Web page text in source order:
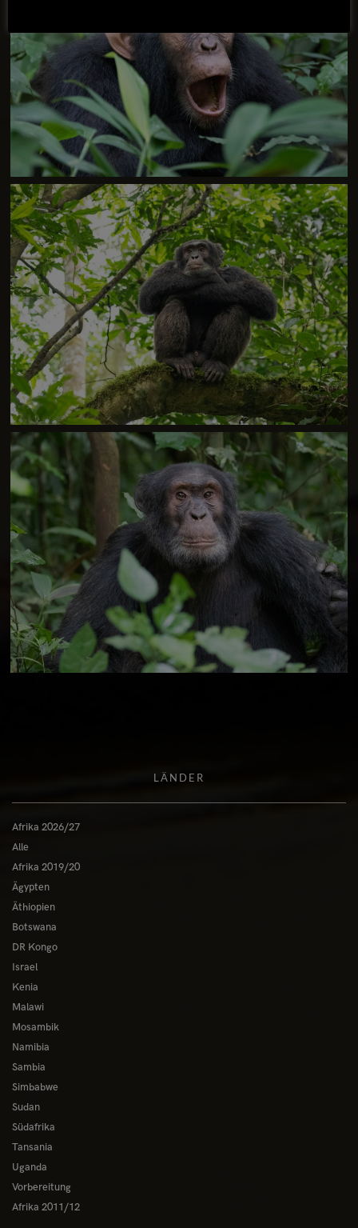
LÄNDER
Afrika 2026/27
Alle
Afrika 2019/20
Ägypten
Äthiopien
Botswana
DR Kongo
Israel
Kenia
Malawi
Mosambik
Namibia
Sambia
Simbabwe
Sudan
Südafrika
Tansania
Uganda
Vorbereitung
Afrika 2011/12